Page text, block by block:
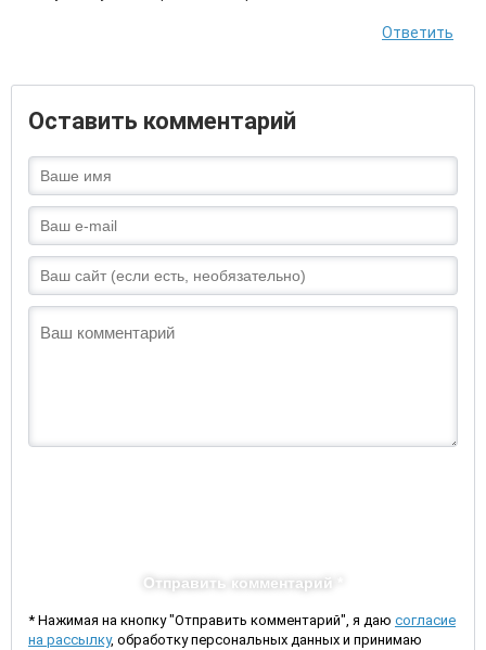
Ответить
Оставить комментарий
Отправить комментарий *
* Нажимая на кнопку "Отправить комментарий", я даю согласие
на рассылку, обработку персональных данных и принимаю